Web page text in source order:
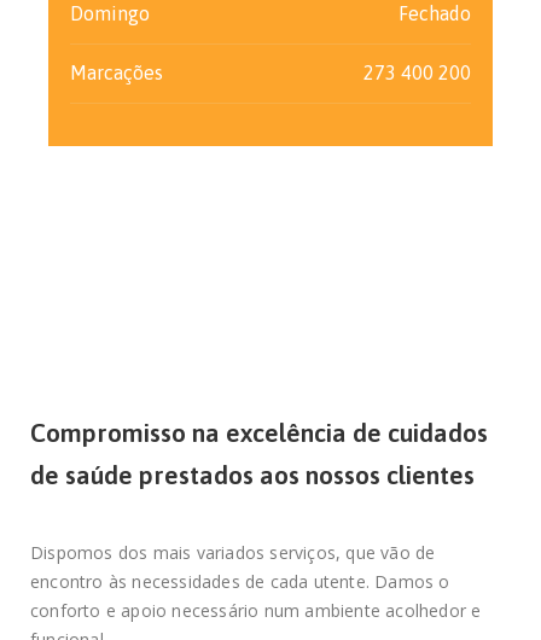
Domingo Fechado
Marcações 273 400 200
Compromisso na excelência de cuidados
de saúde prestados aos nossos clientes
Dispomos dos mais variados serviços, que vão de
encontro às necessidades de cada utente. Damos o
conforto e apoio necessário num ambiente acolhedor e